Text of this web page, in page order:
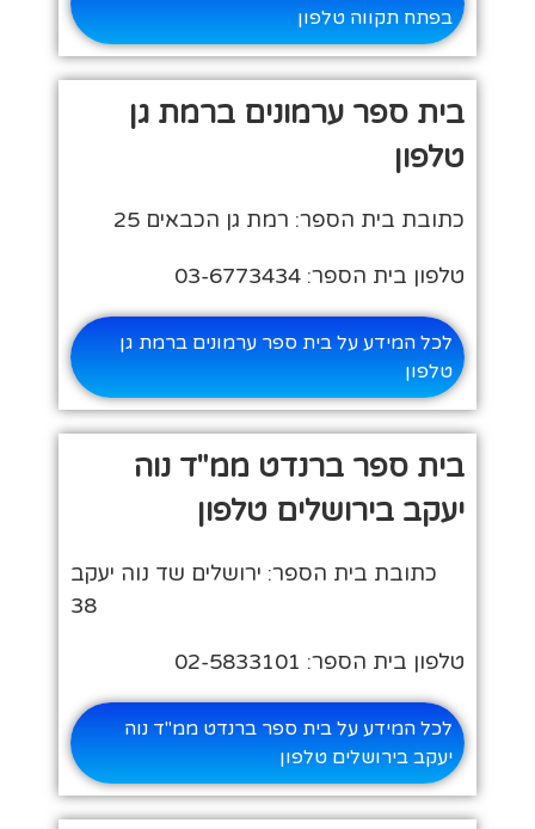
בפתח תקווה טלפון
בית ספר ערמונים ברמת גן
טלפון
כתובת בית הספר: רמת גן הכבאים 25
טלפון בית הספר: 03-6773434
לכל המידע על בית ספר ערמונים ברמת גן
טלפון
בית ספר ברנדט ממ"ד נוה
יעקב בירושלים טלפון
כתובת בית הספר: ירושלים שד נוה יעקב
38
טלפון בית הספר: 02-5833101
לכל המידע על בית ספר ברנדט ממ"ד נוה
יעקב בירושלים טלפון